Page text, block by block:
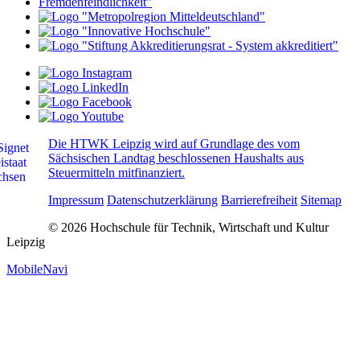
Die HTWK Leipzig wird auf Grundlage des vom
Sächsischen Landtag beschlossenen Haushalts aus
Steuermitteln mitfinanziert.
Impressum Datenschutzerklärung Barrierefreiheit Sitemap
© 2026 Hochschule für Technik, Wirtschaft und Kultur
Leipzig
MobileNavi